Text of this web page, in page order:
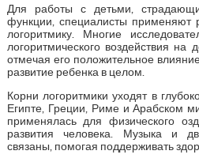
Для работы с детьми,
функции, специалисты применяют
логоритмику. Многие
логоритмического воздействия на
отмечая его положительное
развитие ребенка в целом.
Корни логоритмики уходят в
Египте, Греции, Риме и Арабском
применялась для физического
развития человека. Музыка и
связаны, помогая поддерживать